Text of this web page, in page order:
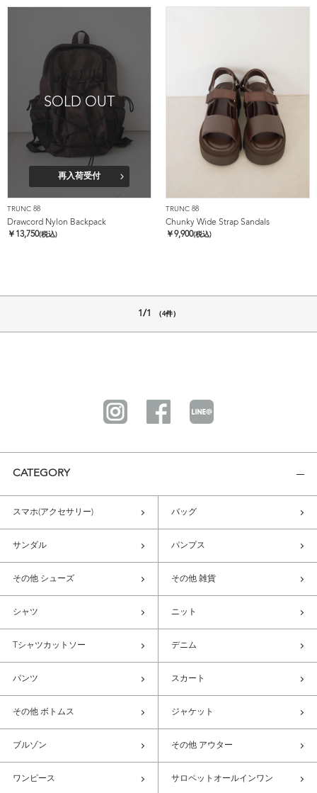
SOLD OUT
再入荷受付
TRUNC 88
Drawcord Nylon Backpack
￥ 13,750(税込)
TRUNC 88
Chunky Wide Strap Sandals
￥9,900(税込)
1/1 （4件）
CATEGORY
スマホ(アクセサリー) バッグ
サンダル パンプス
その他 シューズ その他 雑貨
シャツ ニット
Tシャツカットソー デニム
パンツ スカート
その他 ボトムス ジャケット
ブルゾン その他 アウター
ワンピース サロペットオールインワン